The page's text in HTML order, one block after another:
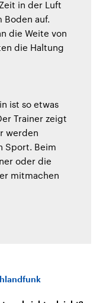
in der Luft
Boden auf.
die Weite von
die Haltung
ist so etwas
Trainer zeigt
werden
Sport. Beim
oder die
mitmachen